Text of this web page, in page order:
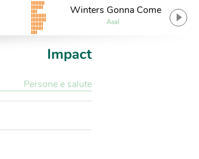
Winters Gonna Come
Asal
Impact
Persone e salute